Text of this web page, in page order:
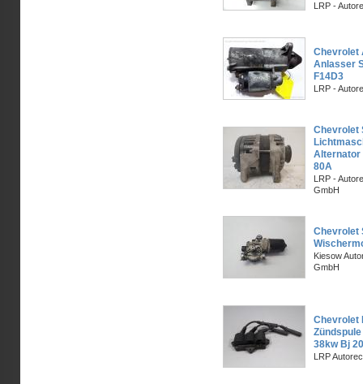
LRP -
Chevrolet
Anlasser
F14D3
LRP -
Chevrolet
Alternator
80A
LRP -
GmbH
Chevrolet
Kiesow
GmbH
Chevrolet
38kw Bj
LRP